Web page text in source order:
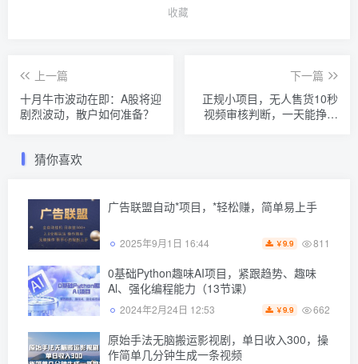
收藏
上一篇
十月牛市波动在即：A股将迎
剧烈波动，散户如何准备？
下一篇
正规小项目，无人售货10秒
视频审核判断，一天能挣个
猜你喜欢
广告联盟自动*项目，*轻松赚，简单易上手
2025年9月1日 16:44 ￥9.9 811
0基础Python趣味AI项目，紧跟趋势、趣味
Al、强化编程能力（13节课）
2024年2月24日 12:53 ￥9.9 662
原始手法无脑搬运影视剧，单日收入300，操
作简单几分钟生成一条视频